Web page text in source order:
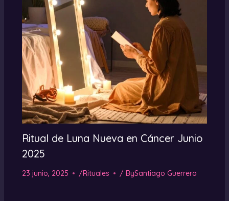
Ritual de Luna Nueva en Cáncer Junio
2025
23 junio, 2025 /Rituales / BySantiago Guerrero